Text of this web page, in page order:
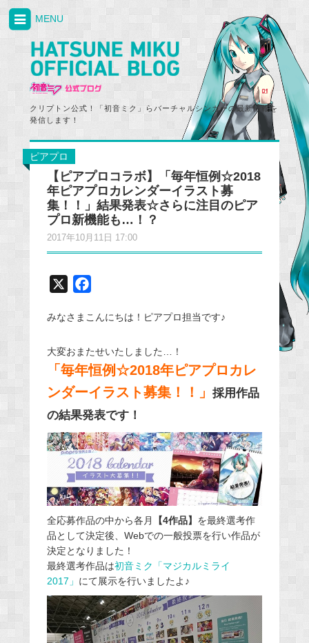
クリプトン公式！「初音ミク」らバーチャルシンガーの最新情報を
発信します！
MENU
ピアプロ
【ピアプロコラボ】「毎年恒例☆2018
年ピアプロカレンダーイラスト募
集！！」結果発表☆さらに注目のピア
プロ新機能も…！？
2017年10月11日 17:00
c
b
o
o
k
みなさまこんにちは！ピアプロ担当です♪
大変おまたせいたしました…！
「毎年恒例☆2018年ピアプロカレ
ンダーイラスト募集！！」 採用作品
の結果発表です！
全応募作品の中から各月 【4作品】 を最終選考作
品として決定後、Webでの一般投票を行い作品が
決定となりました！
最終選考作品は初音ミク「マジカルミライ
2017」 にて展示を行いましたよ♪